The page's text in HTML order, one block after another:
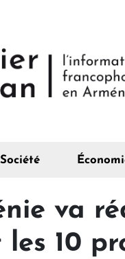
Société
va
10